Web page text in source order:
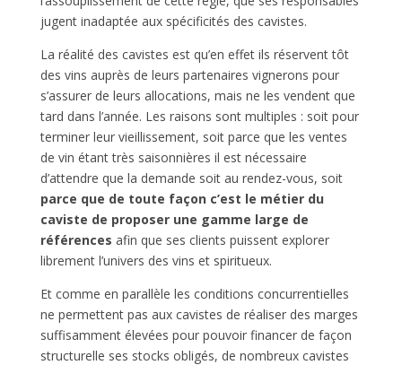
jugent inadaptée aux spécificités des cavistes.
La réalité des cavistes est qu’en effet ils réservent tôt
des vins auprès de leurs partenaires vignerons pour
s’assurer de leurs allocations, mais ne les vendent que
tard dans l’année. Les raisons sont multiples : soit pour
terminer leur vieillissement, soit parce que les ventes
de vin étant très saisonnières il est nécessaire
d’attendre que la demande soit au rendez-vous, soit
parce que de toute façon c’est le métier du
caviste de proposer une gamme large de
références afin que ses clients puissent explorer
librement l’univers des vins et spiritueux.
Et comme en parallèle les conditions concurrentielles
ne permettent pas aux cavistes de réaliser des marges
suffisamment élevées pour pouvoir financer de façon
structurelle ses stocks obligés, de nombreux cavistes